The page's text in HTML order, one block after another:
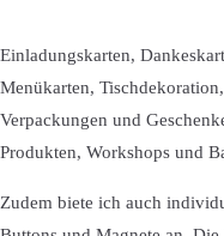
Einladungskarten,
Menükarten,
Verpackungen und
Produkten, Workshops und
Zudem biete ich auch